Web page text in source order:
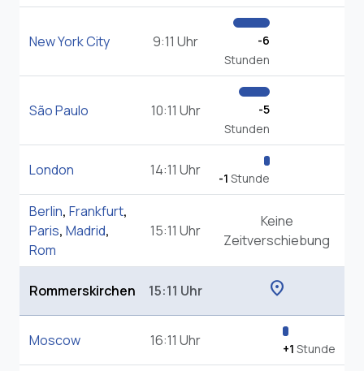
New York City 9:11 Uhr
-6
Stunden
São Paulo 10:11 Uhr
-5
Stunden
London 14:11 Uhr -1 Stunde
Berlin, Frankfurt,
Paris, Madrid,
Rom
15:11 Uhr
Keine
Zeitverschiebung
Rommerskirchen 15:11 Uhr location_on
Moscow 16:11 Uhr +1 Stunde